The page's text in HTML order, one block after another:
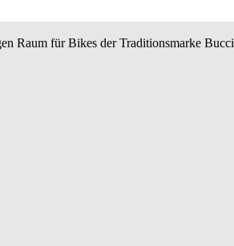
Raum für Bikes der Traditionsmarke